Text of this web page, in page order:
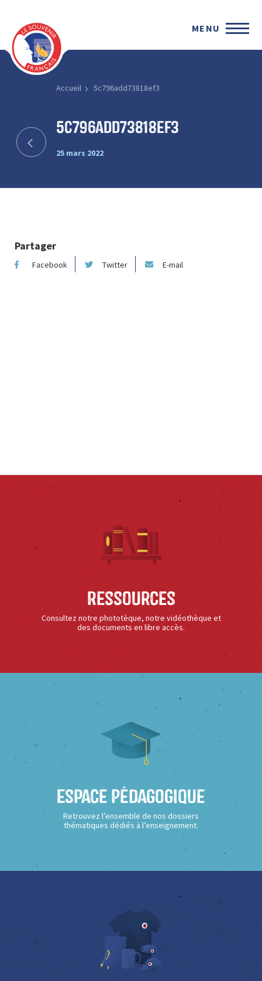
MENU
Accueil 5c796add73818ef3
5c796add73818ef3
25 mars 2022
Partager
Facebook Twitter E-mail
Ressources
Consultez notre phototèque, notre vidéothèque et
des documents en libre accès.
Espace Pédagogique
Retrouvez l’ensemble de nos dossiers
thématiques dédiés à l’enseignement.